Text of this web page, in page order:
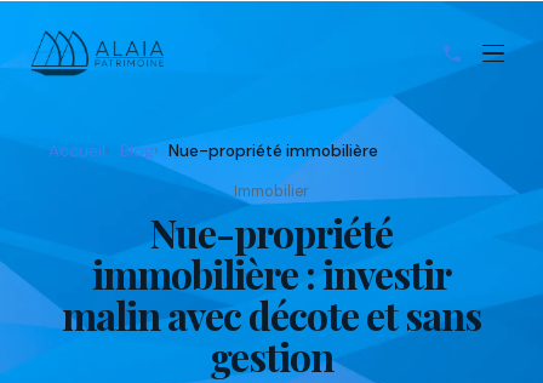
Accueil Blog Nue-propriété immobilière
Immobilier
Nue-propriété
immobilière : investir
malin avec décote et sans
gestion